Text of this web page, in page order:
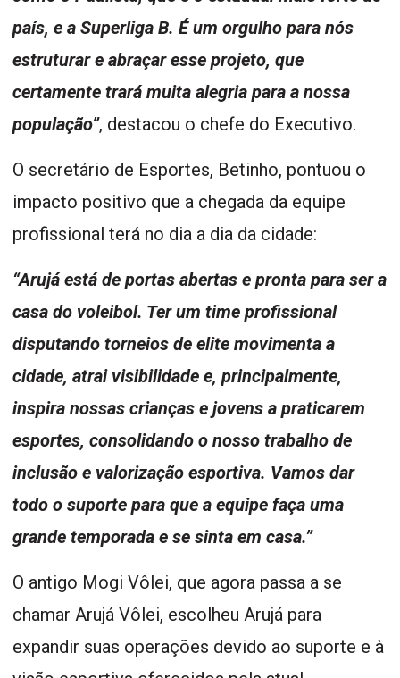
país, e a Superliga B. É um orgulho para nós
estruturar e abraçar esse projeto, que
certamente trará muita alegria para a nossa
população”, destacou o chefe do Executivo.
O secretário de Esportes, Betinho, pontuou o
impacto positivo que a chegada da equipe
profissional terá no dia a dia da cidade:
“Arujá está de portas abertas e pronta para ser a
casa do voleibol. Ter um time profissional
disputando torneios de elite movimenta a
cidade, atrai visibilidade e, principalmente,
inspira nossas crianças e jovens a praticarem
esportes, consolidando o nosso trabalho de
inclusão e valorização esportiva. Vamos dar
todo o suporte para que a equipe faça uma
grande temporada e se sinta em casa.”
O antigo Mogi Vôlei, que agora passa a se
chamar Arujá Vôlei, escolheu Arujá para
expandir suas operações devido ao suporte e à